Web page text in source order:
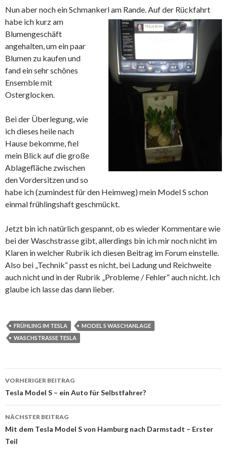
Nun aber noch ein Schmankerl am Rande. Auf der Rückfahrt
habe ich kurz am
Blumengeschäft
angehalten, um ein paar
Blumen zu kaufen und
fand ein sehr schönes
Ensemble mit
Osterglocken.
Bei der Überlegung, wie
ich dieses heile nach
Hause bekomme, fiel
mein Blick auf die große
Ablagefläche zwischen
den Vordersitzen und so
habe ich (zumindest für den Heimweg) mein Model S schon
einmal frühlingshaft geschmückt.
Jetzt bin ich natürlich gespannt, ob es wieder Kommentare wie
bei der Waschstrasse gibt, allerdings bin ich mir noch nicht im
Klaren in welcher Rubrik ich diesen Beitrag im Forum einstelle.
Also bei „Technik“ passt es nicht, bei Ladung und Reichweite
auch nicht und in der Rubrik „Probleme / Fehler“ auch nicht. Ich
glaube ich lasse das dann lieber.
FRÜHLING IM TESLA
MODEL S WASCHANLAGE
WASCHSTRASSE TESLA
Beitrags-
Navigation
VORHERIGER BEITRAG
Tesla Model S – ein Auto für Selbstfahrer?
NÄCHSTER BEITRAG
Mit dem Tesla Model S von Hamburg nach Darmstadt – Erster
Teil